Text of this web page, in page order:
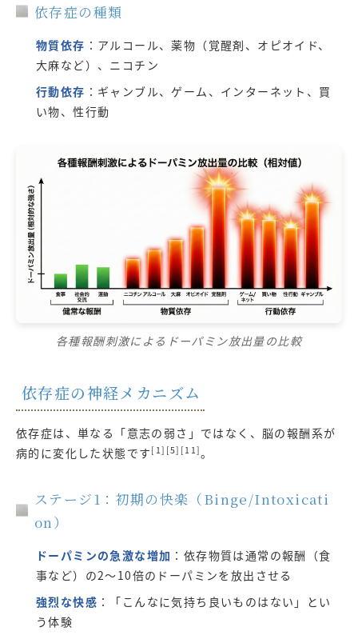
依存症の種類
物質依存 ：アルコール、薬物（覚醒剤、オピオイド、
大麻など）、ニコチン
行動依存 ：ギャンブル、ゲーム、インターネット、買
い物、性行動
各種報酬刺激によるドーパミン放出量の比較
依存症の神経メカニズム
依存症は、単なる「意志の弱さ」ではなく、脳の報酬系が
病的に変化した状態です [1][5][11]。
ステージ1：初期の快楽（Binge/Intoxicati
on）
ドーパミンの急激な増加 ：依存物質は通常の報酬（食
事など）の2〜10倍のドーパミンを放出させる
強烈な快感 ：「こんなに気持ち良いものはない」とい
う体験